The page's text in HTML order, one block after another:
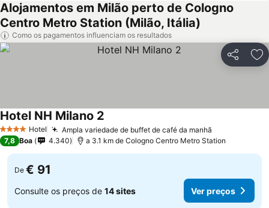
Alojamentos em Milão perto de Cologno
Centro Metro Station (Milão, Itália)
Como os pagamentos influenciam os resultados
Partilhar
4 EstrelasHotel Ampla variedade de buffet de café da manhã
Hotel NH Milano 2
7,8 Boa 4.340 a 3.1 km de Cologno Centro Metro Station
De € 91
Consulte os preços de 14 sites Ver preços